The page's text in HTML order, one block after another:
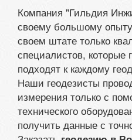
Компания "Гильдия
своему большому
своем штате только
специалистов, которые
подходят к каждому
Наши геодезисты
измерения только с
технического
получить данные с